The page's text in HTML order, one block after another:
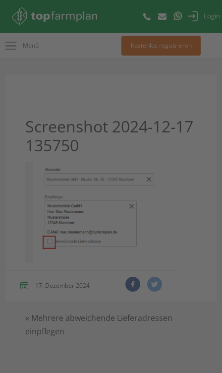
Login
Menü Kostenlos registrieren
Screenshot 2024-12-17
135750
17. Dezember 2024
« Mehrere abweichende Lieferadressen
einpflegen